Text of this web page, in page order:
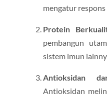
mengatur
Protein
pembangun
sistem imun
Antioksidan
Antioksidan